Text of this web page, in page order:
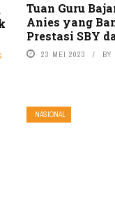
Tuan Guru
Anies yang
Prestasi SBY
23 MEI 2023 BY
NASIONAL